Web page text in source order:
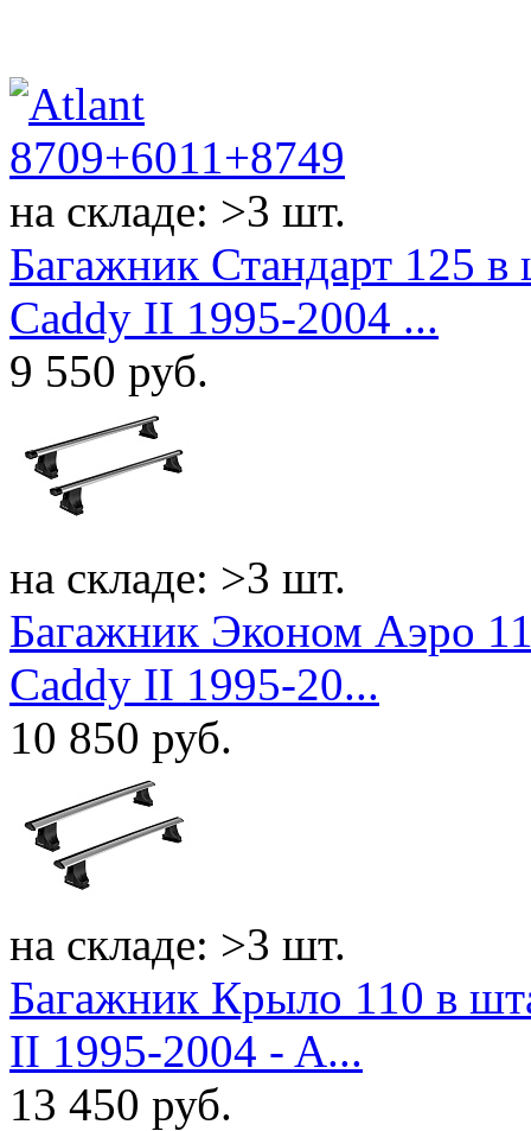
на складе: >3 шт.
Багажник Стандарт 125
Caddy II 1995-2004 ...
9 550 руб.
на складе: >3 шт.
Багажник Эконом Аэро
Caddy II 1995-20...
10 850 руб.
на складе: >3 шт.
Багажник Крыло 110 в
II 1995-2004 - A...
13 450 руб.